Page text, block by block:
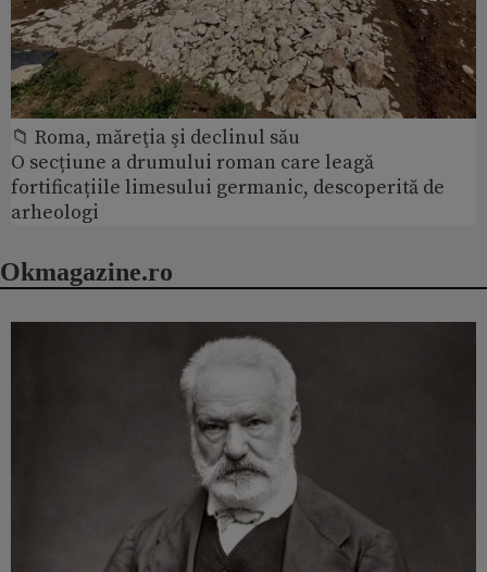
📁 Roma, măreţia şi declinul său
O secțiune a drumului roman care leagă
fortificațiile limesului germanic, descoperită de
arheologi
Okmagazine.ro